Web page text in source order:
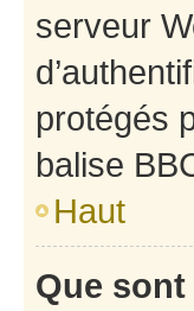
serveur
protégés
balise
Haut
Que